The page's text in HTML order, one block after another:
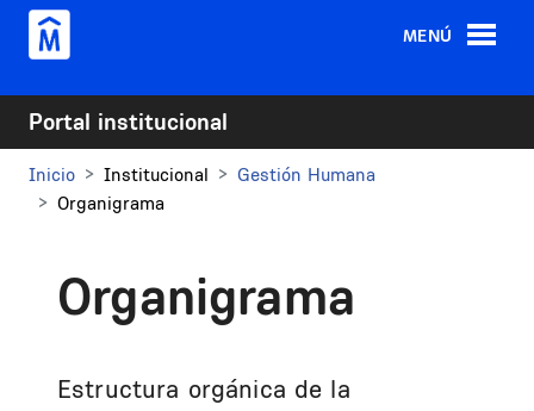
Pasar al contenido principal
MENÚ
Portal institucional
Inicio Institucional
Gestión Humana
Organigrama
Organigrama
Estructura orgánica de la